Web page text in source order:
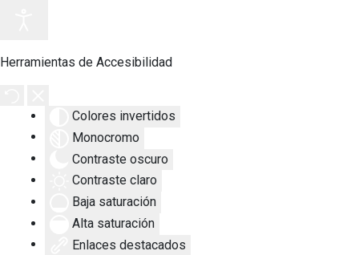
Herramientas de Accesibilidad
Colores invertidos
Monocromo
Contraste oscuro
Contraste claro
Baja saturación
Alta saturación
Enlaces destacados